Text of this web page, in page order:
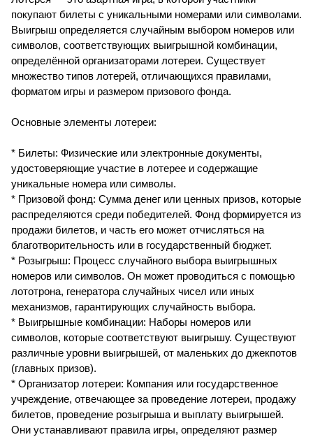
покупают билеты с уникальными номерами или символами.
Выигрыш определяется случайным выбором номеров или
символов, соответствующих выигрышной комбинации,
определённой организаторами лотереи. Существует
множество типов лотерей, отличающихся правилами,
форматом игры и размером призового фонда.
Основные элементы лотереи:
* Билеты: Физические или электронные документы,
удостоверяющие участие в лотерее и содержащие
уникальные номера или символы.
* Призовой фонд: Сумма денег или ценных призов, которые
распределяются среди победителей. Фонд формируется из
продажи билетов, и часть его может отчисляться на
благотворительность или в государственный бюджет.
* Розыгрыш: Процесс случайного выбора выигрышных
номеров или символов. Он может проводиться с помощью
лототрона, генератора случайных чисел или иных
механизмов, гарантирующих случайность выбора.
* Выигрышные комбинации: Наборы номеров или
символов, которые соответствуют выигрышу. Существуют
различные уровни выигрышей, от маленьких до джекпотов
(главных призов).
* Организатор лотереи: Компания или государственное
учреждение, отвечающее за проведение лотереи, продажу
билетов, проведение розыгрыша и выплату выигрышей.
Они устанавливают правила игры, определяют размер